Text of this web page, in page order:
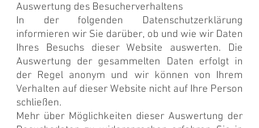
Auswertung des Besucherverhaltens
In der folgenden Datenschutzerklärung
informieren wir Sie darüber, ob und wie wir Daten
Ihres Besuchs dieser Website auswerten. Die
Auswertung der gesammelten Daten erfolgt in
der Regel anonym und wir können von Ihrem
Verhalten auf dieser Website nicht auf Ihre Person
schließen.
Mehr über Möglichkeiten dieser Auswertung der